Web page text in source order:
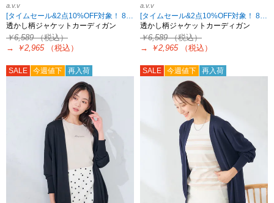
a.v.v
[タイムセール&2点10%OFF対象！ 8/18 8:59まで]
透かし柄ジャケットカーディガン
￥6,589（税込）
→
￥2,965 （税込）
a.v.v
[タイムセール&2点10%OFF対象！ 8/18 8:59まで]
透かし柄ジャケットカーディガン
￥6,589（税込）
→
￥2,965 （税込）
SALE 今週値下 再入荷 SALE 今週値下 再入荷